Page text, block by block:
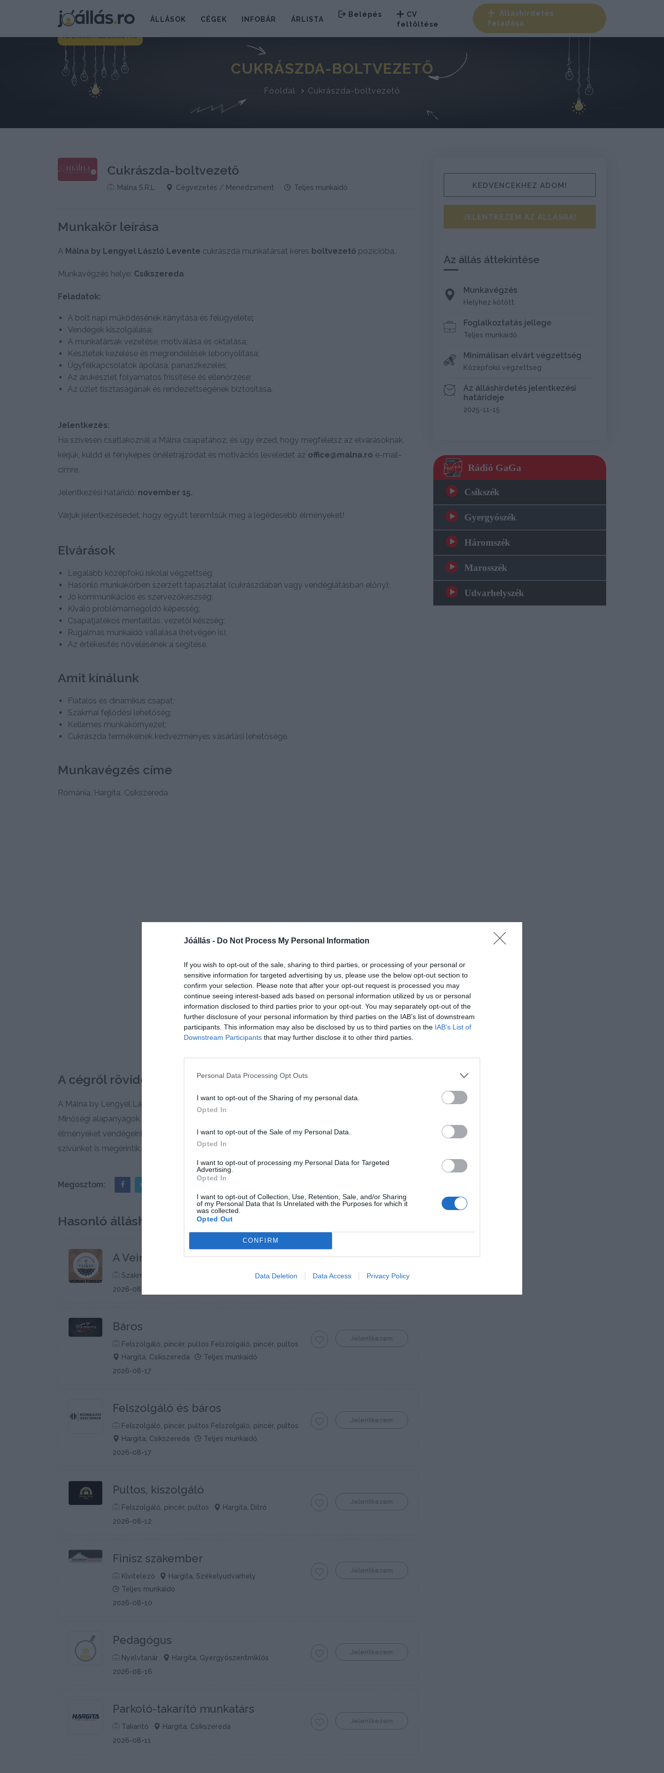
Jóállás - Do Not Process My Personal Information
If you wish to opt-out of the sale, sharing to third parties, or processing of your personal or
sensitive information for targeted advertising by us, please use the below opt-out section to
confirm your selection. Please note that after your opt-out request is processed you may
continue seeing interest-based ads based on personal information utilized by us or personal
information disclosed to third parties prior to your opt-out. You may separately opt-out of the
further disclosure of your personal information by third parties on the IAB’s list of downstream
participants. This information may also be disclosed by us to third parties on the IAB’s List of
Downstream Participants that may further disclose it to other third parties.
Personal Data Processing Opt Outs
I want to opt-out of the Sharing of my personal data.
Opted In
I want to opt-out of the Sale of my Personal Data.
Opted In
I want to opt-out of processing my Personal Data for Targeted
Advertising.
Opted In
I want to opt-out of Collection, Use, Retention, Sale, and/or Sharing
of my Personal Data that Is Unrelated with the Purposes for which it
was collected.
Opted Out
CONFIRM
Data Deletion Data Access Privacy Policy
ÁLLÁSOK CÉGEK INFOBÁR ÁRLISTA
Belépés
CV
feltöltése
Álláshirdetés
feladása
AZ ERDÉLYI ÁLLÁSBISZTRÓ
CUKRÁSZDA-BOLTVEZETŐ
Főoldal Cukrászda-boltvezető
Cukrászda-boltvezető
Málna S.R.L. Cégvezetés / Menedzsment Teljes munkaidő
Munkakör leírása
A Málna by Lengyel László Levente cukrászda munkatársat keres boltvezető pozícióba.
Munkavégzés helye: Csíkszereda
Feladatok:
A bolt napi működésének irányítása és felügyelete;
Vendégek kiszolgálása;
A munkatársak vezetése, motiválása és oktatása;
Készletek kezelése és megrendelések lebonyolítása;
Ügyfélkapcsolatok ápolása, panaszkezelés;
Az árukészlet folyamatos frissítése és ellenőrzése;
Az üzlet tisztaságának és rendezettségének biztosítása.
Jelentkezés:
Ha szívesen csatlakoznál a Málna csapatához, és úgy érzed, hogy megfelelsz az elvárásoknak,
kérjük, küldd el fényképes önéletrajzodat és motivációs leveledet az office@malna.ro e-mail-
címre.
Jelentkezési határidő: november 15.
Várjuk jelentkezésedet, hogy együtt teremtsük meg a legédesebb élményeket!
Elvárások
Legalább középfokú iskolai végzettség;
Hasonló munkakörben szerzett tapasztalat (cukrászdában vagy vendéglátásban előny);
Jó kommunikációs és szervezőkészség;
Kiváló problémamegoldó képesség;
Csapatjátékos mentalitás, vezetői készség;
Rugalmas munkaidő vállalása (hétvégén is);
Az értékesítés növelésének a segítése.
Amit kínálunk
Fiatalos és dinamikus csapat;
Szakmai fejlődési lehetőség;
Kellemes munkakörnyezet;
Cukrászda termékeinek kedvezményes vásárlási lehetősége.
Munkavégzés címe
Románia, Hargita, Csíkszereda
A cégről röviden
A Málna by Lengyel László Levente cukrászda célja, hogy a régió legjobb cukrászdájává váljon.
Minőségi alapanyagok felhasználásával és kiemelkedő szakmai tudással kínálunk olyan édes
élményeket vendégeink számára, amelyek nemcsak az ízek világába kalauzolnak, hanem a
szívünket is megérintik.
KEDVENCEKHEZ ADOM!
JELENTKEZEM AZ ÁLLÁSRA!
Az állás áttekintése
Munkavégzés
Helyhez kötött
Foglalkoztatás jellege
Teljes munkaidő
Minimálisan elvárt végzettség
Középfokú végzettség
Az álláshirdetés jelentkezési
határideje
2025-11-15
Megosztom:
Hasonló álláshirdetések
A Veiron Forest bővíti csapatát
Szakmunka / Fizikai munka
Hargita, Szentegyháza
2026-08-18
Báros
Felszolgáló, pincér, pultos Felszolgáló, pincér, pultos
Hargita, Csíkszereda
Teljes munkaidő
2026-08-17
Jelentkezem
Felszolgáló és báros
Felszolgáló, pincér, pultos Felszolgáló, pincér, pultos
Hargita, Csíkszereda
Teljes munkaidő
2026-08-17
Jelentkezem
Pultos, kiszolgáló
Felszolgáló, pincér, pultos
Hargita, Ditró
2026-08-12
Jelentkezem
Finisz szakember
Kivitelező
Hargita, Székelyudvarhely
Teljes munkaidő
2026-08-10
Jelentkezem
Pedagógus
Nyelvtanár
Hargita, Gyergyószentmiklós
2026-08-16
Jelentkezem
Parkoló-takarító munkatárs
Takarító
Hargita, Csíkszereda
2026-08-11
Jelentkezem